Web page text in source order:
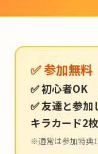
✅ 参加無料
✅ 初心者OK
✅ 友達と参加
キラカード2
※通常は参加特典